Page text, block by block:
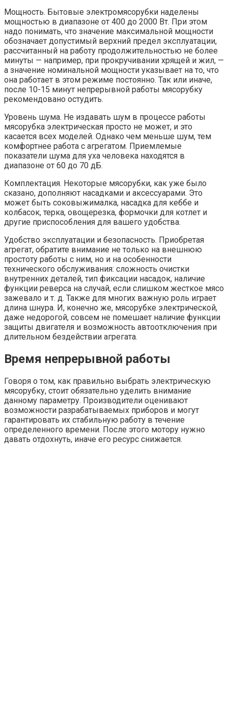
Мощность. Бытовые электромясорубки наделены
мощностью в диапазоне от 400 до 2000 Вт. При этом
надо понимать, что значение максимальной мощности
обозначает допустимый верхний предел эксплуатации,
рассчитанный на работу продолжительностью не более
минуты — например, при прокручивании хрящей и жил, —
а значение номинальной мощности указывает на то, что
она работает в этом режиме постоянно. Так или иначе,
после 10-15 минут непрерывной работы мясорубку
рекомендовано остудить.
Уровень шума. Не издавать шум в процессе работы
мясорубка электрическая просто не может, и это
касается всех моделей. Однако чем меньше шум, тем
комфортнее работа с агрегатом. Приемлемые
показатели шума для уха человека находятся в
диапазоне от 60 до 70 дБ.
Комплектация. Некоторые мясорубки, как уже было
сказано, дополняют насадками и аксессуарами. Это
может быть соковыжималка, насадка для кеббе и
колбасок, терка, овощерезка, формочки для котлет и
другие приспособления для вашего удобства.
Удобство эксплуатации и безопасность. Приобретая
агрегат, обратите внимание не только на внешнюю
простоту работы с ним, но и на особенности
технического обслуживания: сложность очистки
внутренних деталей, тип фиксации насадок, наличие
функции реверса на случай, если слишком жесткое мясо
зажевало и т. д. Также для многих важную роль играет
длина шнура. И, конечно же, мясорубке электрической,
даже недорогой, совсем не помешает наличие функции
защиты двигателя и возможность автоотключения при
длительном бездействии агрегата.
Время непрерывной работы
Говоря о том, как правильно выбрать электрическую
мясорубку, стоит обязательно уделить внимание
данному параметру. Производители оценивают
возможности разрабатываемых приборов и могут
гарантировать их стабильную работу в течение
определенного времени. После этого мотору нужно
давать отдохнуть, иначе его ресурс снижается.